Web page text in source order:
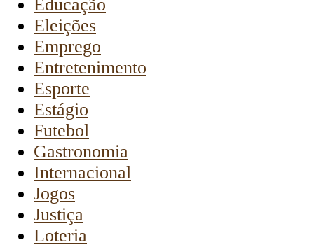
Educação
Eleições
Emprego
Entretenimento
Esporte
Estágio
Futebol
Gastronomia
Internacional
Jogos
Justiça
Loteria